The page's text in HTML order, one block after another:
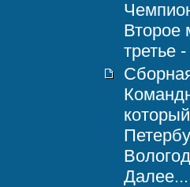
Второе
третье
Далее...